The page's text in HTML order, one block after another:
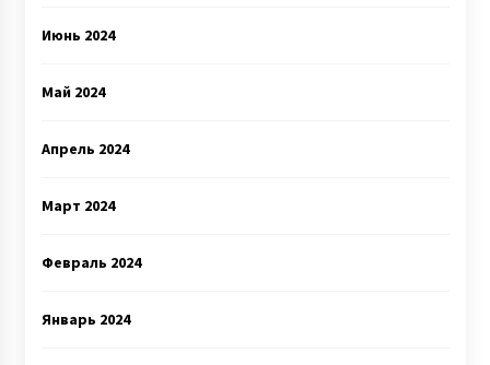
Июнь 2024
Май 2024
Апрель 2024
Март 2024
Февраль 2024
Январь 2024